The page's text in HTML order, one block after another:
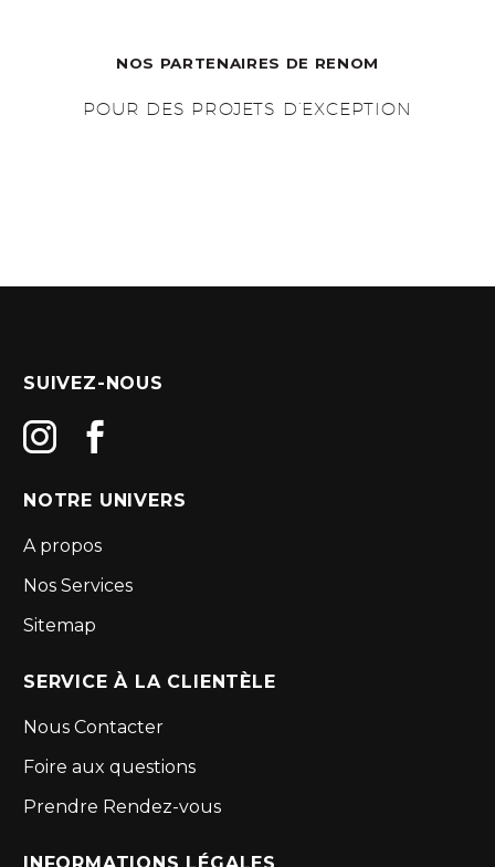
NOS PARTENAIRES DE RENOM
POUR DES PROJETS D’EXCEPTION
SUIVEZ-NOUS
NOTRE UNIVERS
A propos
Nos Services
Sitemap
SERVICE À LA CLIENTÈLE
Nous Contacter
Foire aux questions
Prendre Rendez-vous